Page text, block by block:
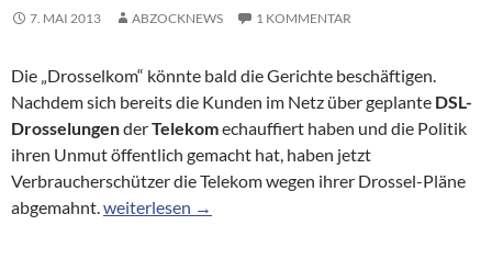
7. MAI 2013 ABZOCKNEWS 1 KOMMENTAR
Die „Drosselkom“ könnte bald die Gerichte beschäftigen.
Nachdem sich bereits die Kunden im Netz über geplante DSL-
DrosselungenderTelekomechauffiert haben und die Politik
ihren Unmut öffentlich gemacht hat, haben jetzt
Verbraucherschützer die Telekom wegen ihrer Drossel-Pläne
abgemahnt.Verbraucherschützer mahnen Drosselkom ab
weiterlesen →